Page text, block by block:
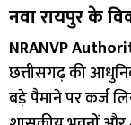
नवा रायपुर के
NRANVP
छत्तीसगढ़ की
बड़े पैमाने पर कर्ज